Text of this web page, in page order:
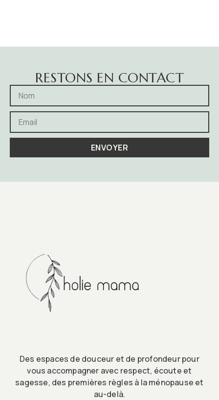
RESTONS EN CONTACT
ENVOYER
Des espaces de douceur et de profondeur pour
vous accompagner avec respect, écoute et
sagesse, des premières règles à la ménopause et
au-delà.